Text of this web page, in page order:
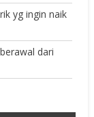
yg ingin naik
dari